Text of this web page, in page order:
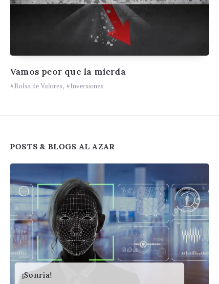
Vamos peor que la mierda
Bolsa de Valores, Inversiones
Widgets
POSTS & BLOGS AL AZAR
¡Sonría!